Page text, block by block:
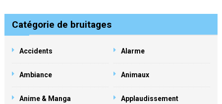
Catégorie de bruitages
Accidents Alarme
Ambiance Animaux
Anime & Manga Applaudissement